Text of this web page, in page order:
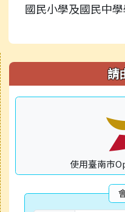
國民小學及國民中
右邊區域內容 請
使用臺南市